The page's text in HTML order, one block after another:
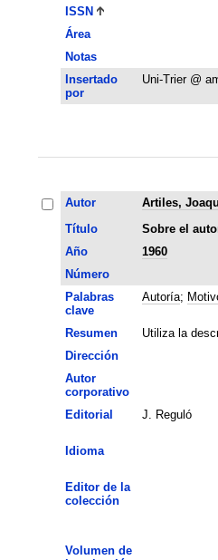
ISSN
Área
Notas
Insertado
por
Uni-Trier @
Autor
Artiles,
Título
Sobre el
Año
1960
Número
Palabras
clave
Autoría;
Resumen
Utiliza la
Dirección
Autor
corporativo
Editorial
J. Reguló
Idioma
Editor de la
colección
Volumen de